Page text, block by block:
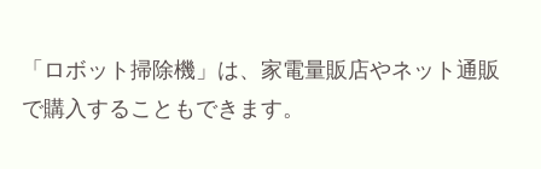
「ロボット掃除機」は、家電量販店やネット通販
で購入することもできます。